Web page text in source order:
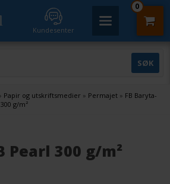
Kundesenter
0
Papir og utskriftsmedier » Permajet » FB Baryta-
g/m²
Pearl 300 g/m²